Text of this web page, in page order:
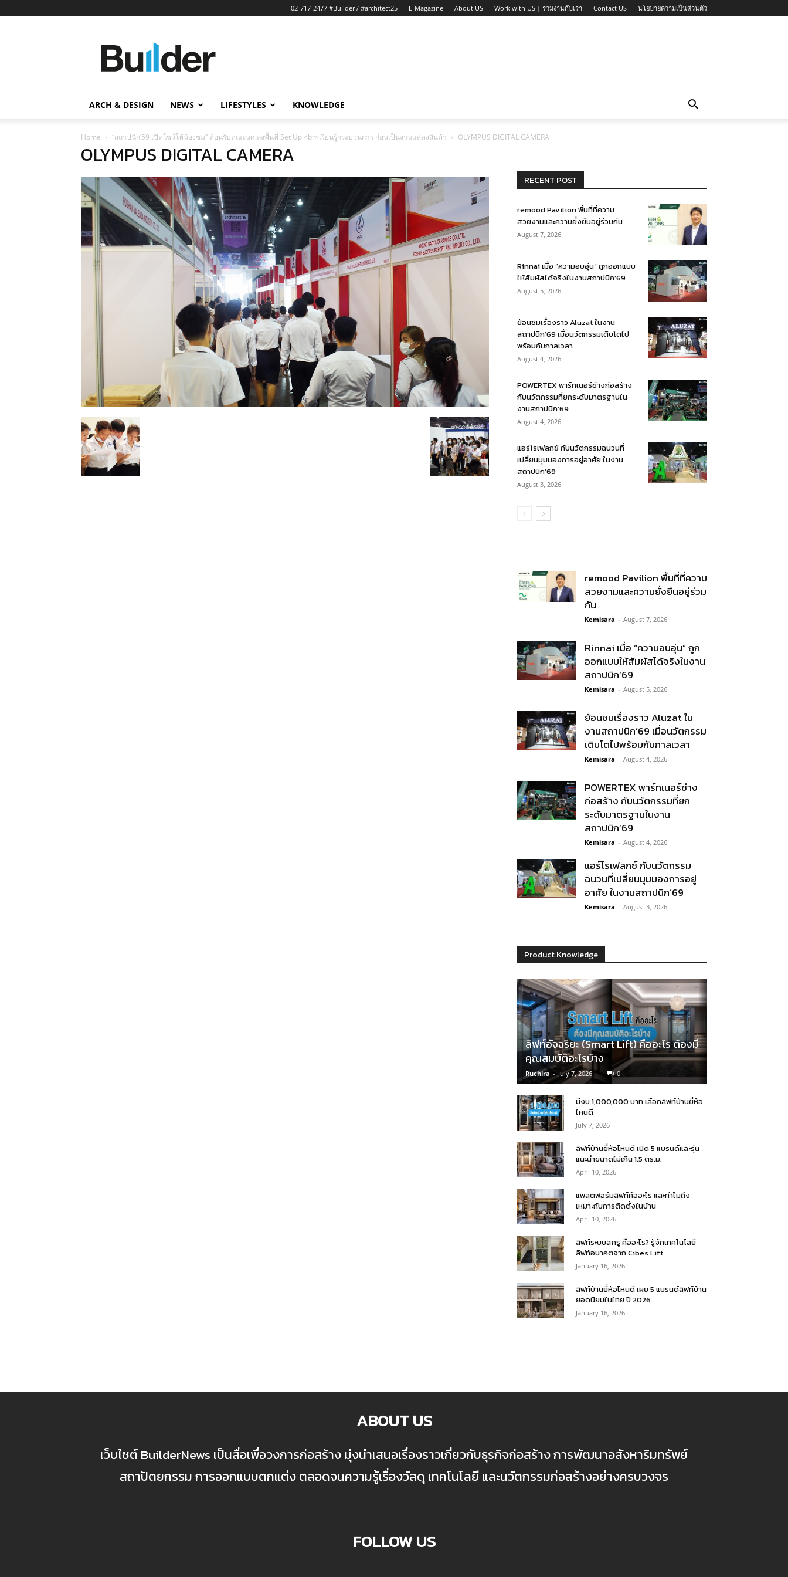
02-717-2477 #Builder / #architect25 E-Magazine About US Work with US | ร่วมงานกับเรา Contact US นโยบายความเป็นส่วนตัว
ข่าว
ก่อสร้าง
ARCH & DESIGN NEWS LIFESTYLES KNOWLEDGE
Home “สถาปนิก’59 เปิดโชว์ให้น้องชม” ต้อนรับคณะนศ.ลงพื้นที่ Set Up <br>เรียนรู้กระบวนการ ก่อนเป็นงานแสดงสินค้า OLYMPUS DIGITAL CAMERA
OLYMPUS DIGITAL CAMERA
RECENT POST
remood Pavilion พื้นที่ที่ความ
สวยงามและความยั่งยืนอยู่ร่วมกัน
August 7, 2026
Rinnai เมื่อ “ความอบอุ่น” ถูกออกแบบ
ให้สัมผัสได้จริงในงานสถาปนิก’69
August 5, 2026
ย้อนชมเรื่องราว Aluzat ในงาน
สถาปนิก’69 เมื่อนวัตกรรมเติบโตไป
พร้อมกับกาลเวลา
August 4, 2026
POWERTEX พาร์ทเนอร์ช่างก่อสร้าง
กับนวัตกรรมที่ยกระดับมาตรฐานใน
งานสถาปนิก’69
August 4, 2026
แอร์โรเฟลกซ์ กับนวัตกรรมฉนวนที่
เปลี่ยนมุมมองการอยู่อาศัย ในงาน
สถาปนิก’69
August 3, 2026
remood Pavilion พื้นที่ที่ความ
สวยงามและความยั่งยืนอยู่ร่วม
กัน
Kemisara - August 7, 2026
Rinnai เมื่อ “ความอบอุ่น” ถูก
ออกแบบให้สัมผัสได้จริงในงาน
สถาปนิก’69
Kemisara - August 5, 2026
ย้อนชมเรื่องราว Aluzat ใน
งานสถาปนิก’69 เมื่อนวัตกรรม
เติบโตไปพร้อมกับกาลเวลา
Kemisara - August 4, 2026
POWERTEX พาร์ทเนอร์ช่าง
ก่อสร้าง กับนวัตกรรมที่ยก
ระดับมาตรฐานในงาน
สถาปนิก’69
Kemisara - August 4, 2026
แอร์โรเฟลกซ์ กับนวัตกรรม
ฉนวนที่เปลี่ยนมุมมองการอยู่
อาศัย ในงานสถาปนิก’69
Kemisara - August 3, 2026
Product Knowledge
ลิฟท์อัจฉริยะ (Smart Lift) คืออะไร ต้องมี
คุณสมบัติอะไรบ้าง
Ruchira - July 7, 2026 0
มีงบ 1,000,000 บาท เลือกลิฟท์บ้านยี่ห้อ
ไหนดี
July 7, 2026
ลิฟท์บ้านยี่ห้อไหนดี เปิด 5 แบรนด์และรุ่น
แนะนำขนาดไม่เกิน 1.5 ตร.ม.
April 10, 2026
แพลตฟอร์มลิฟท์คืออะไร และทำไมถึง
เหมาะกับการติดตั้งในบ้าน
April 10, 2026
ลิฟท์ระบบสกรู คืออะไร? รู้จักเทคโนโลยี
ลิฟท์อนาคตจาก Cibes Lift
January 16, 2026
ลิฟท์บ้านยี่ห้อไหนดี เผย 5 แบรนด์ลิฟท์บ้าน
ยอดนิยมในไทย ปี 2026
January 16, 2026
ABOUT US
เว็บไซต์ BuilderNews เป็นสื่อเพื่อวงการก่อสร้าง มุ่งนำเสนอเรื่องราวเกี่ยวกับธุรกิจก่อสร้าง การพัฒนาอสังหาริมทรัพย์
สถาปัตยกรรม การออกแบบตกแต่ง ตลอดจนความรู้เรื่องวัสดุ เทคโนโลยี และนวัตกรรมก่อสร้างอย่างครบวงจร
FOLLOW US